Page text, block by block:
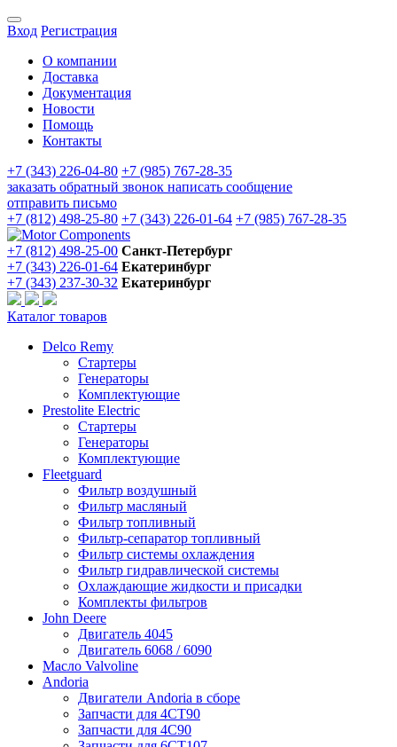
Вход Регистрация
О компании
Доставка
Документация
Новости
Помощь
Контакты
+7 (343) 226-04-80 +7 (985) 767-28-35
заказать обратный звонок написать сообщение
отправить письмо
+7 (812) 498-25-80 +7 (343) 226-01-64 +7 (985) 767-28-35
+7 (812) 498-25-00 Санкт-Петербург
+7 (343) 226-01-64 Екатеринбург
+7 (343) 237-30-32 Екатеринбург
Каталог товаров
Delco Remy
Стартеры
Генераторы
Комплектующие
Prestolite Electric
Стартеры
Генераторы
Комплектующие
Fleetguard
Фильтр воздушный
Фильтр масляный
Фильтр топливный
Фильтр-сепаратор топливный
Фильтр системы охлаждения
Фильтр гидравлической системы
Охлаждающие жидкости и присадки
Комплекты фильтров
John Deere
Двигатель 4045
Двигатель 6068 / 6090
Масло Valvoline
Andoria
Двигатели Andoria в сборе
Запчасти для 4CT90
Запчасти для 4С90